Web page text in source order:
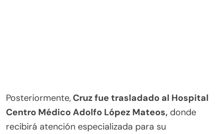
Posteriormente,Cruz fue trasladado al Hospital
Centro Médico Adolfo López Mateos, donde
recibirá atención especializada para su